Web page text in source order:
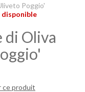
Poggio'
disponible
di Oliva
ce produit